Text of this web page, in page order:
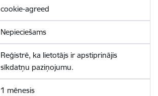
cookie-agreed
Nepieciešams
Reģistrē, ka lietotājs ir apstiprinājis
sīkdatņu paziņojumu.
1 mēnesis